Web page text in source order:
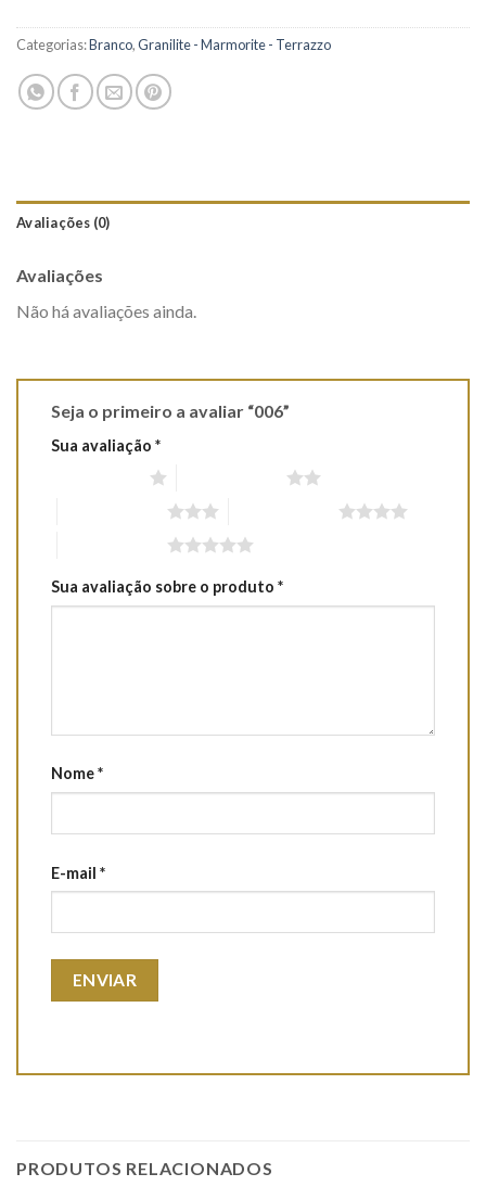
Categorias:Branco,Granilite - Marmorite - Terrazzo
Avaliações (0)
Avaliações
Não há avaliações ainda.
Seja o primeiro a avaliar “006”
Sua avaliação *
Sua avaliação sobre o produto *
Nome*
E-mail *
PRODUTOS RELACIONADOS